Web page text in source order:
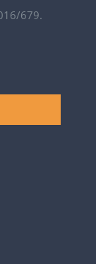
679.